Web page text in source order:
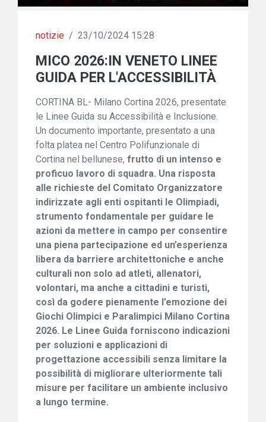
notizie / 23/10/2024 15:28
MICO 2026:IN VENETO LINEE
GUIDA PER L'ACCESSIBILITÀ
CORTINA BL- Milano Cortina 2026, presentate
le Linee Guida su Accessibilità e Inclusione.
Un documento importante, presentato a una
folta platea nel Centro Polifunzionale di
Cortina nel bellunese, frutto di un intenso e
proficuo lavoro di squadra. Una risposta
alle richieste del Comitato Organizzatore
indirizzate agli enti ospitanti le Olimpiadi,
strumento fondamentale per guidare le
azioni da mettere in campo per consentire
una piena partecipazione ed un’esperienza
libera da barriere architettoniche e anche
culturali non solo ad atleti, allenatori,
volontari, ma anche a cittadini e turisti,
così da godere pienamente l’emozione dei
Giochi Olimpici e Paralimpici Milano Cortina
2026. Le Linee Guida forniscono indicazioni
per soluzioni e applicazioni di
progettazione accessibili senza limitare la
possibilità di migliorare ulteriormente tali
misure per facilitare un ambiente inclusivo
a lungo termine.